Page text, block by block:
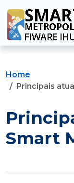
Home
Principais
Smart